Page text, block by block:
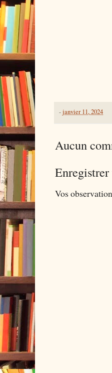
-janvier 11, 2024
Aucun
Vos